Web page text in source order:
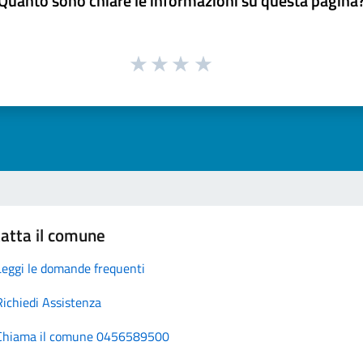
il comune
le domande frequenti
Assistenza
il comune 0456589500